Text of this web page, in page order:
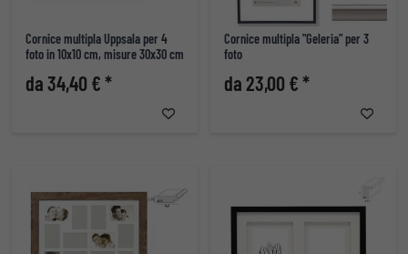
Cornice multipla Uppsala per 4
foto in 10x10 cm, misure 30x30 cm
da 34,40 € *
Cornice multipla "Geleria" per 3
foto
da 23,00 € *